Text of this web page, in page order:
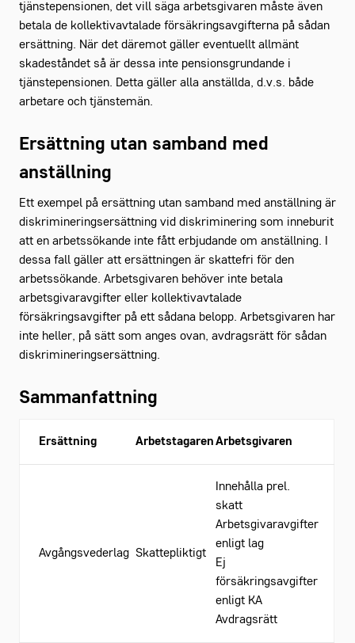
tjänstepensionen, det vill säga arbetsgivaren måste även
betala de kollektivavtalade försäkringsavgifterna på sådan
ersättning. När det däremot gäller eventuellt allmänt
skadeståndet så är dessa inte pensionsgrundande i
tjänstepensionen. Detta gäller alla anställda, d.v.s. både
arbetare och tjänstemän.
Ersättning utan samband med
anställning
Ett exempel på ersättning utan samband med anställning är
diskrimineringsersättning vid diskriminering som inneburit
att en arbetssökande inte fått erbjudande om anställning. I
dessa fall gäller att ersättningen är skattefri för den
arbetssökande. Arbetsgivaren behöver inte betala
arbetsgivaravgifter eller kollektivavtalade
försäkringsavgifter på ett sådana belopp. Arbetsgivaren har
inte heller, på sätt som anges ovan, avdragsrätt för sådan
diskrimineringsersättning.
Sammanfattning
Ersättning ArbetstagarenArbetsgivaren
Avgångsvederlag Skattepliktigt
Innehålla prel.
skatt
Arbetsgivaravgifter
enligt lag
Ej
försäkringsavgifter
enligt KA
Avdragsrätt